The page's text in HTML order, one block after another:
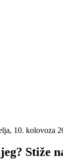
10. kolovoza
Stiže